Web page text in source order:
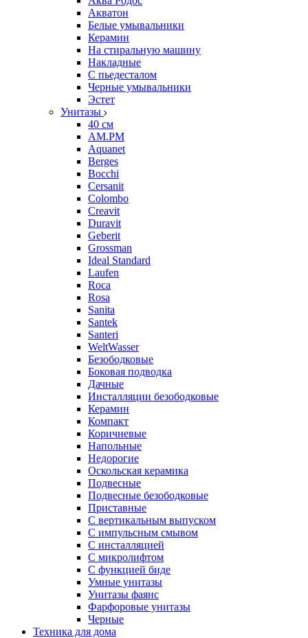
Акватон
Белые умывальники
Керамин
На стиральную машину
Накладные
С пьедесталом
Черные умывальники
Эстет
Унитазы
40 см
AM.PM
Aquanet
Berges
Bocchi
Cersanit
Colombo
Creavit
Duravit
Geberit
Grossman
Ideal Standard
Laufen
Roca
Rosa
Sanita
Santek
Santeri
WeltWasser
Безободковые
Боковая подводка
Дачные
Инсталляции безободковые
Керамин
Компакт
Коричневые
Напольные
Недорогие
Оскольская керамика
Подвесные
Подвесные безободковые
Приставные
С вертикальным выпуском
С импульсным смывом
С инсталляцией
С микролифтом
С функцией биде
Умные унитазы
Унитазы фаянс
Фарфоровые унитазы
Черные
Техника для дома